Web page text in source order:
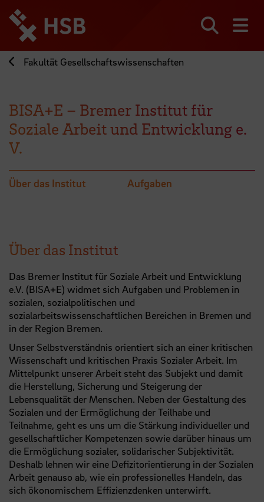
zum
Seiteninhalt
springen
Fakultät Gesellschaftswissenschaften
BISA+E – Bremer Institut für
Soziale Arbeit und Entwicklung e.
V.
Über das Institut Aufgaben
Über das Institut
Das Bremer Institut für Soziale Arbeit und Entwicklung
e.V. (BISA+E) widmet sich Aufgaben und Problemen in
sozialen, sozialpolitischen und
sozialarbeitswissenschaftlichen Bereichen in Bremen und
in der Region Bremen.
Unser Selbstverständnis orientiert sich an einer kritischen
Wissenschaft und kritischen Praxis Sozialer Arbeit. Im
Mittelpunkt unserer Arbeit steht das Subjekt und damit
die Herstellung, Sicherung und Steigerung der
Lebensqualität der Menschen. Neben der Gestaltung des
Sozialen und der Ermöglichung der Teilhabe und
Teilnahme, geht es uns um die Stärkung individueller und
gesellschaftlicher Kompetenzen sowie darüber hinaus um
die Ermöglichung sozialer, solidarischer Subjektivität.
Deshalb lehnen wir eine Defizitorientierung in der Sozialen
Arbeit genauso ab, wie ein professionelles Handeln, das
sich ökonomischem Effizienzdenken unterwirft.